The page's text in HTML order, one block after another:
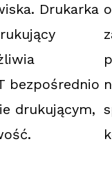
Drukarka
bezpośrednio
drukującym,